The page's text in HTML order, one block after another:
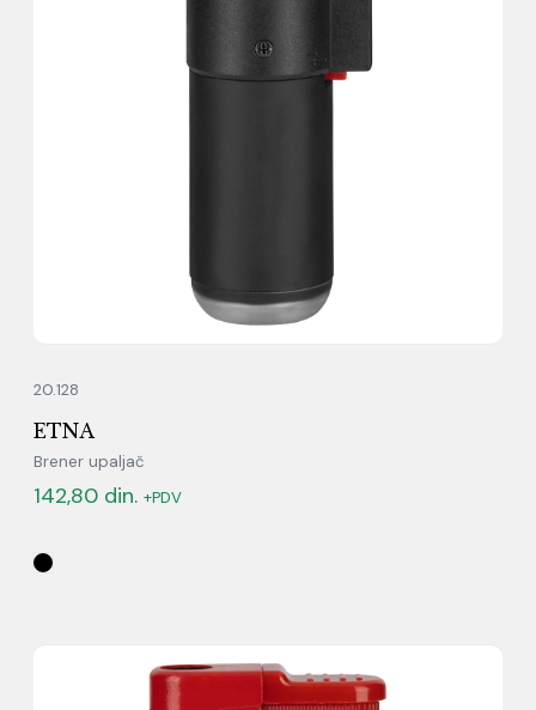
20.128
ETNA
Brener upaljač
142,80 din. +PDV